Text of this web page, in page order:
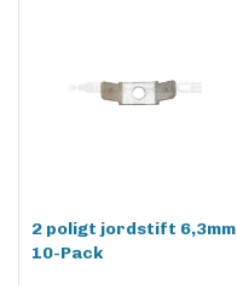
2 poligt jordstift 6,3mm
10-Pack